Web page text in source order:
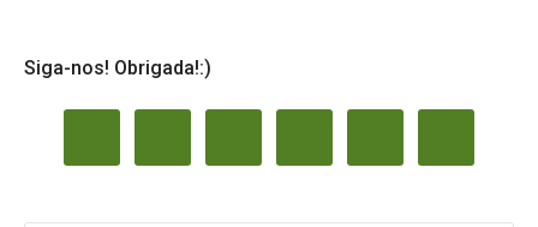
Siga-nos! Obrigada!:)